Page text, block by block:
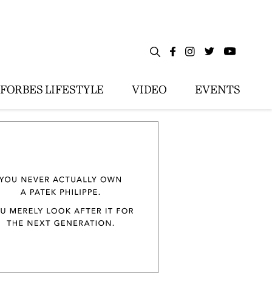
FORBES LIFESTYLE VIDEO EVENTS